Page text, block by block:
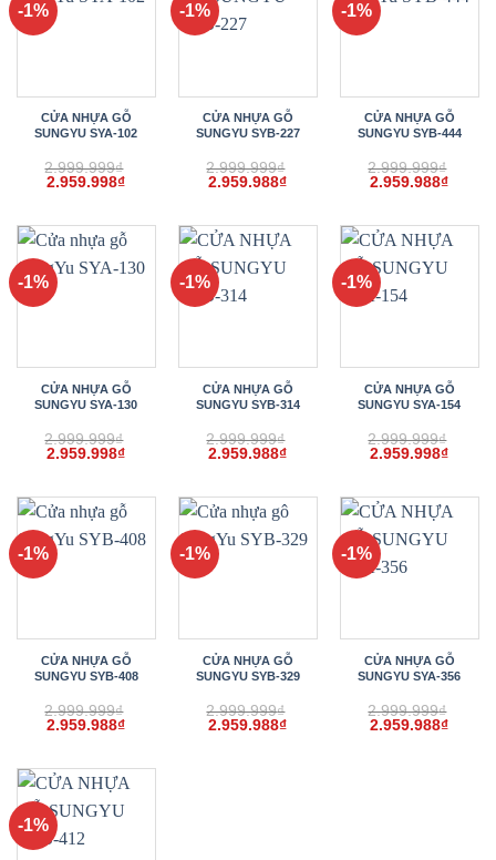
-1%
CỬA NHỰA GỖ
SUNGYU SYA-102
2.999.999₫
Giá
2.999.999₫.
2.959.998₫Giá
là:
2.959.998₫.
-1%
CỬA NHỰA GỖ
SUNGYU SYB-227
2.999.999₫
Giá
2.999.999₫.
2.959.988₫Giá
là:
2.959.988₫.
-1%
CỬA NHỰA GỖ
SUNGYU SYB-444
2.999.999₫
Giá
2.999.999₫.
2.959.988₫Giá
là:
-1%
CỬA NHỰA GỖ
SUNGYU SYA-130
2.999.999₫
Giá
2.999.999₫.
2.959.998₫Giá
là:
2.959.998₫.
-1%
CỬA NHỰA GỖ
SUNGYU SYB-314
2.999.999₫
Giá
2.999.999₫.
2.959.988₫Giá
là:
2.959.988₫.
-1%
CỬA NHỰA GỖ
SUNGYU SYA-154
2.999.999₫
Giá
2.999.999₫.
2.959.998₫Giá
là:
-1%
CỬA NHỰA GỖ
SUNGYU SYB-408
2.999.999₫
Giá
2.999.999₫.
2.959.988₫Giá
là:
2.959.988₫.
-1%
CỬA NHỰA GỖ
SUNGYU SYB-329
2.999.999₫
Giá
2.959.988₫Giá
-1%
CỬA NHỰA GỖ
SUNGYU SYA-356
2.999.999₫
Giá
2.959.988₫Giá
-1%